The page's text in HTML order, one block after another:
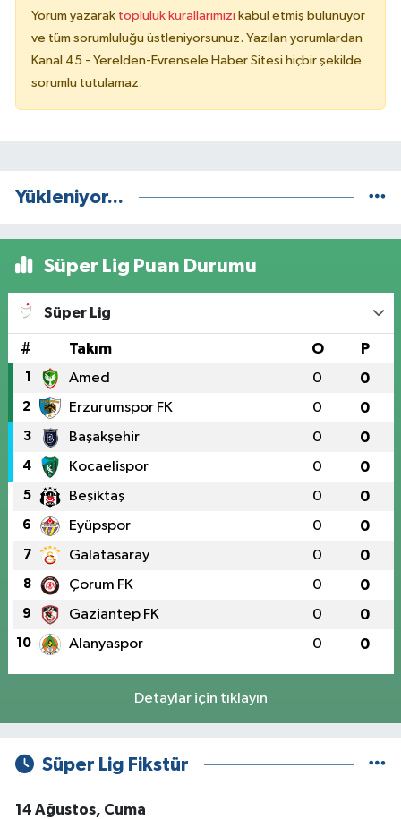
Yorum yazarak topluluk kurallarımızı kabul etmiş bulunuyor
ve tüm sorumluluğu üstleniyorsunuz. Yazılan yorumlardan
Kanal 45 - Yerelden-Evrensele Haber Sitesi hiçbir şekilde
sorumlu tutulamaz.
Yükleniyor...
Süper Lig Puan Durumu
Süper Lig
# Takım O P
1 Amed 0 0
2 Erzurumspor FK 0 0
3 Başakşehir 0 0
4 Kocaelispor 0 0
5 Beşiktaş 0 0
6 Eyüpspor 0 0
7 Galatasaray 0 0
8 Çorum FK 0 0
9 Gaziantep FK 0 0
10 Alanyaspor 0 0
Detaylar için tıklayın
Süper Lig Fikstür
14 Ağustos, Cuma